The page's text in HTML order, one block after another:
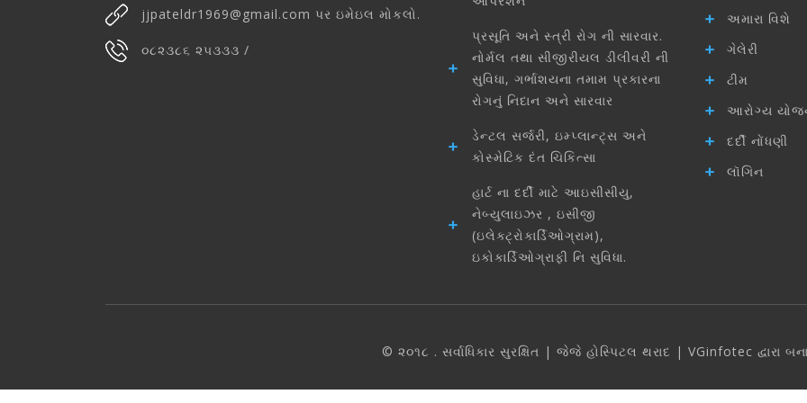
jjpateldr1969@gmail.com પર ઇમેઇલ મોકલો.
૦૮૨૩૮૬ ૨૫૩૩૩ /
પ્રસૂતિ અને સ્ત્રી રોગ ની સારવાર.
નોર્મલ તથા સીજીરીયલ ડીલીવરી ની
સુવિધા, ગર્ભાશયના તમામ પ્રકારના
રોગનું નિદાન અને સારવાર
ડેન્ટલ સર્જરી, ઇમ્પ્લાન્ટ્સ અને
કોસ્મેટિક દંત ચિકિત્સા
હાર્ટ ના દર્દી માટે આઇસીસીયુ,
નેબ્યુલાઇઝર , ઇસીજી
(ઇલેક્ટ્રોકાર્ડિઓગ્રામ),
ઇકોકાર્ડિઓગ્રાફી નિ સુવિધા.
અમારા વિશે
ગેલેરી
ટીમ
આરોગ્ય
દર્દી નોંધણી
લૉગિન
© ૨૦૧૮ . સર્વાધિકાર સુરક્ષિત | જેજે હોસ્પિટલ થરાદ | VGinfotec દ્વારા